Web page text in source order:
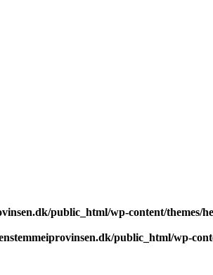
public_html/wp-content/themes/
public_html/wp-